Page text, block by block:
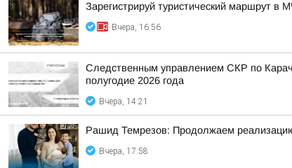
Зарегистрируй туристический маршрут в
Вчера, 16:56
Следственным управлением СКР по
полугодие 2026 года
Вчера, 14:21
Рашид Темрезов: Продолжаем
Вчера, 17:58